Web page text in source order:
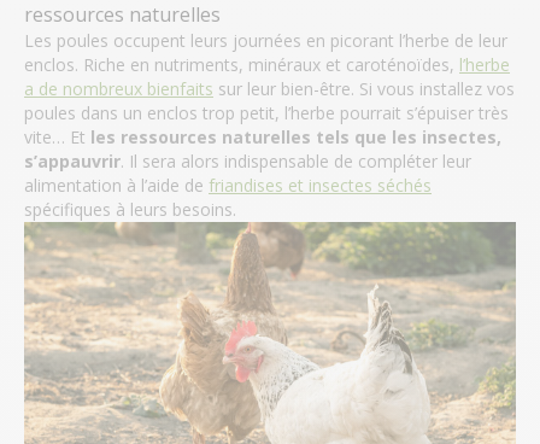
ressources naturelles
Les poules occupent leurs journées en picorant l’herbe de leur
enclos. Riche en nutriments, minéraux et caroténoïdes, l’herbe
a de nombreux bienfaits sur leur bien-être. Si vous installez vos
poules dans un enclos trop petit, l’herbe pourrait s’épuiser très
vite… Et les ressources naturelles tels que les insectes,
s’appauvrir. Il sera alors indispensable de compléter leur
alimentation à l’aide de friandises et insectes séchés
spécifiques à leurs besoins.